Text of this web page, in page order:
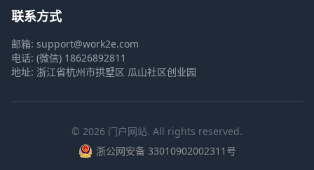
联系方式
邮箱: support@work2e.com
电话: (微信) 18626892811
地址: 浙江省杭州市拱墅区 瓜山社区创业园
© 2026 门户网站. All rights reserved.
浙公网安备 33010902002311号